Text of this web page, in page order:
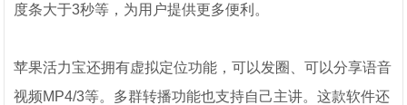
度条大于3秒等，为用户提供更多便利。
苹果活力宝还拥有虚拟定位功能，可以发圈、可以分享语音
视频MP4/3等。多群转播功能也支持自己主讲。这款软件还